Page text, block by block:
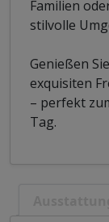
Familien
stilvolle
Genießen
exquisiten
– perfekt
Tag.